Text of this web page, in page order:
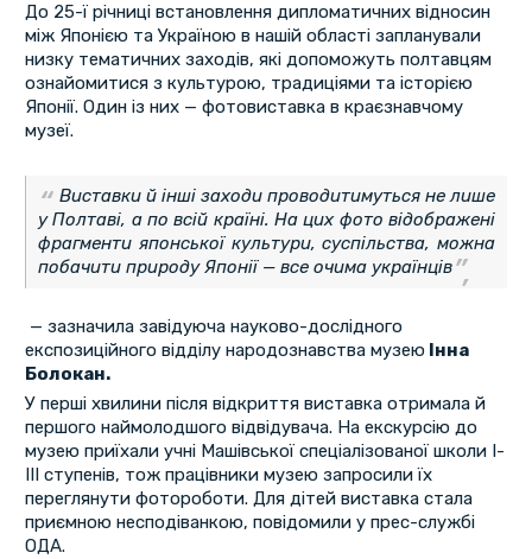
До 25-ї річниці встановлення дипломатичних відносин
між Японією та Україною в нашій області запланували
низку тематичних заходів, які допоможуть полтавцям
ознайомитися з культурою, традиціями та історією
Японії. Один із них — фотовиставка в краєзнавчому
музеї.
Виставки й інші заходи проводитимуться не лише
у Полтаві, а по всій країні. На цих фото відображені
фрагменти японської культури, суспільства, можна
побачити природу Японії — все очима українців
— зазначила завідуюча науково-дослідного
експозиційного відділу народознавства музеюІнна
Болокан.
У перші хвилини після відкриття виставка отримала й
першого наймолодшого відвідувача. На екскурсію до
музею приїхали учні Машівської спеціалізованої школи І-
ІІІ ступенів, тож працівники музею запросили їх
переглянути фотороботи. Для дітей виставка стала
приємною несподіванкою, повідомили у прес-службі
ОДА.